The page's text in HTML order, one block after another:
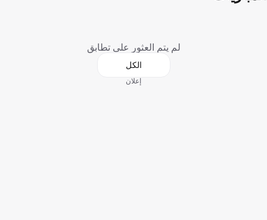
لم يتم العثور على تطابق
الكل
إعلان